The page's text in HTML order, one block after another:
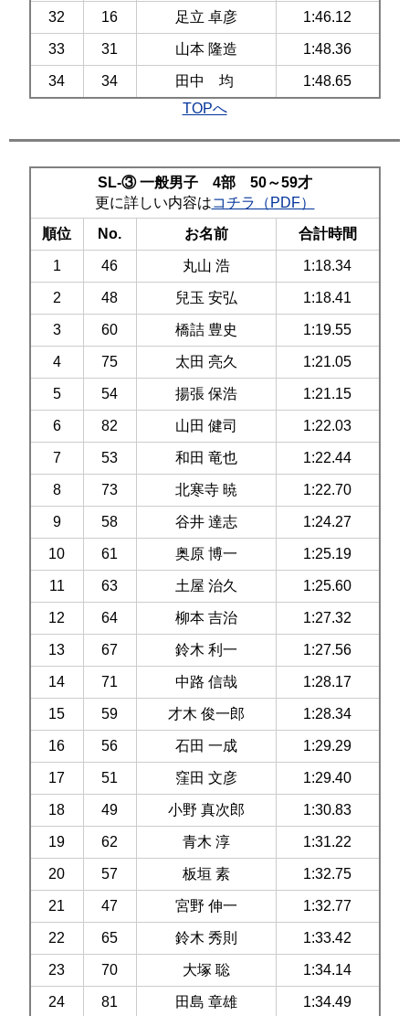
32 16 足立 卓彦 1:46.12
33 31 山本 隆造 1:48.36
34 34 田中 均
1:48.65
TOPへ
SL-③ 一般男子 4部 50～59才
更に詳しい内容はコチラ（PDF）
順位
No. お名前 合計時間
1 46 丸山 浩 1:18.34
2 48 兒玉 安弘 1:18.41
3 60 橋詰 豊史 1:19.55
4 75 太田 亮久 1:21.05
5 54 揚張 保浩 1:21.15
6 82 山田 健司 1:22.03
7 53 和田 竜也 1:22.44
8 73 北寒寺 暁 1:22.70
9 58 谷井 達志 1:24.27
10 61 奥原 博一 1:25.19
11 63 土屋 治久 1:25.60
12 64 柳本 吉治 1:27.32
13 67 鈴木 利一 1:27.56
14 71 中路 信哉 1:28.17
15 59 才木 俊一郎 1:28.34
16 56 石田 一成 1:29.29
17 51 窪田 文彦 1:29.40
18 49 小野 真次郎 1:30.83
19 62 青木 淳 1:31.22
20 57 板垣 素 1:32.75
21 47 宮野 伸一 1:32.77
22 65 鈴木 秀則 1:33.42
23 70 大塚 聡 1:34.14
24 81 田島 章雄 1:34.49